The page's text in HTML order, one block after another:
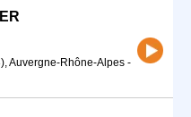
Auvergne-Rhône-Alpes -